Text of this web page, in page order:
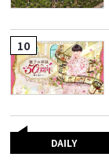
DAILY